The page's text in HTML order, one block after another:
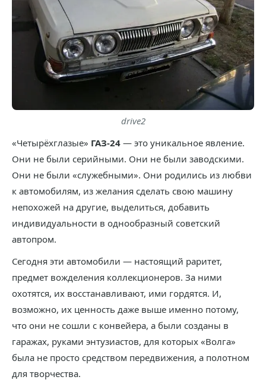
drive2
«Четырёхглазые» ГАЗ-24 — это уникальное явление.
Они не были серийными. Они не были заводскими.
Они не были «служебными». Они родились из любви
к автомобилям, из желания сделать свою машину
непохожей на другие, выделиться, добавить
индивидуальности в однообразный советский
автопром.
Сегодня эти автомобили — настоящий раритет,
предмет вожделения коллекционеров. За ними
охотятся, их восстанавливают, ими гордятся. И,
возможно, их ценность даже выше именно потому,
что они не сошли с конвейера, а были созданы в
гаражах, руками энтузиастов, для которых «Волга»
была не просто средством передвижения, а полотном
для творчества.